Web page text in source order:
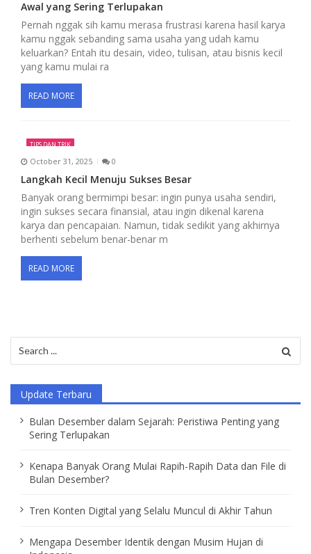
Awal yang Sering Terlupakan
Pernah nggak sih kamu merasa frustrasi karena hasil karya
kamu nggak sebanding sama usaha yang udah kamu
keluarkan? Entah itu desain, video, tulisan, atau bisnis kecil
yang kamu mulai ra
READ MORE
TIPS DAN TRIK
October 31, 2025 0
Langkah Kecil Menuju Sukses Besar
Banyak orang bermimpi besar: ingin punya usaha sendiri,
ingin sukses secara finansial, atau ingin dikenal karena
karya dan pencapaian. Namun, tidak sedikit yang akhirnya
berhenti sebelum benar-benar m
READ MORE
for:
Update Terbaru
Bulan Desember dalam Sejarah: Peristiwa Penting yang
Sering Terlupakan
Kenapa Banyak Orang Mulai Rapih-Rapih Data dan File di
Bulan Desember?
Tren Konten Digital yang Selalu Muncul di Akhir Tahun
Mengapa Desember Identik dengan Musim Hujan di